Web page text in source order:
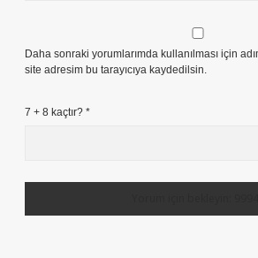
Daha sonraki yorumlarımda kullanılması için
site adresim bu tarayıcıya kaydedilsin.
7 + 8 kaçtır? *